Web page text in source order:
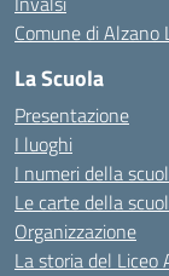
Comune di Alzano
La Scuola
Presentazione
I luoghi
I numeri della
Le carte della
Organizzazione
La storia del Liceo